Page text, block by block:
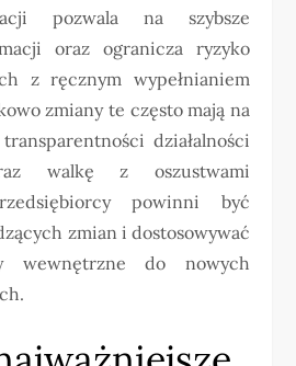
pozwala na szybsze
oraz ogranicza ryzyko
z ręcznym wypełnianiem
zmiany te często mają na
działalności
walkę z oszustwami
powinni być
zmian i dostosowywać
wewnętrzne do nowych